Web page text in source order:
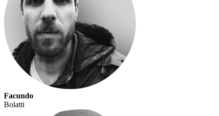
Facundo
Bolatti